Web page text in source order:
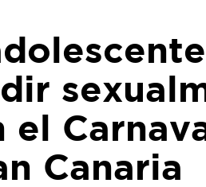
Canaria